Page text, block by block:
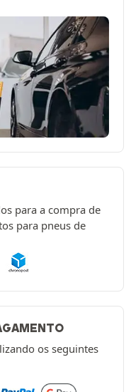
para a compra de
para pneus de
os seguintes